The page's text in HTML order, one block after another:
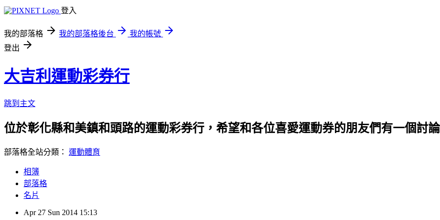
登入
我的部落格 我的部落格後台
我的帳號
登出
大吉利運動彩券行
跳到主文
位於彰化縣和美鎮和頭路的運動彩券行，希望和各位喜愛運動券的朋友們有一個討
部落格全站分類： 運動體育
相簿
部落格
名片
Apr 27 Sun 2014 15:13